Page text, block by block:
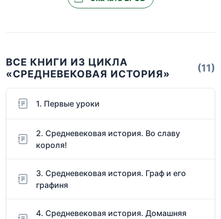
ВСЕ КНИГИ ИЗ ЦИКЛА
«СРЕДНЕВЕКОВАЯ ИСТОРИЯ»
(11)
1. Первые уроки
2. Средневековая история. Во славу
короля!
3. Средневековая история. Граф и его
графиня
4. Средневековая история. Домашняя